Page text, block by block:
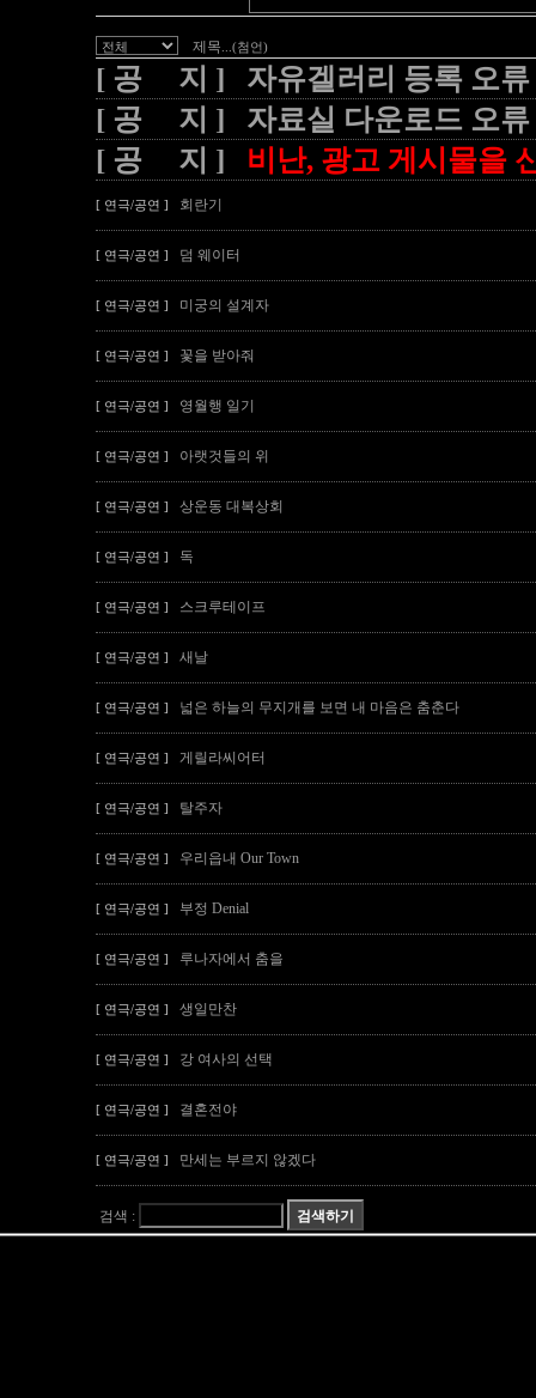
제목 ...(첨언)
[ 공 지 ] 자유겔러리 등록 오류
[ 공 지 ] 자료실 다운로드 오류
[ 공 지 ] 비난, 광고 게시물을
[ 연극/공연 ] 회란기
[ 연극/공연 ] 덤 웨이터
[ 연극/공연 ] 미궁의 설계자
[ 연극/공연 ] 꽃을 받아줘
[ 연극/공연 ] 영월행 일기
[ 연극/공연 ] 아랫것들의 위
[ 연극/공연 ] 상운동 대복상회
[ 연극/공연 ] 독
[ 연극/공연 ] 스크루테이프
[ 연극/공연 ] 새날
[ 연극/공연 ] 넓은 하늘의 무지개를 보면 내 마음은 춤춘다
[ 연극/공연 ] 게릴라씨어터
[ 연극/공연 ] 탈주자
[ 연극/공연 ] 우리읍내 Our Town
[ 연극/공연 ] 부정 Denial
[ 연극/공연 ] 루나자에서 춤을
[ 연극/공연 ] 생일만찬
[ 연극/공연 ] 강 여사의 선택
[ 연극/공연 ] 결혼전야
[ 연극/공연 ] 만세는 부르지 않겠다
검색 :